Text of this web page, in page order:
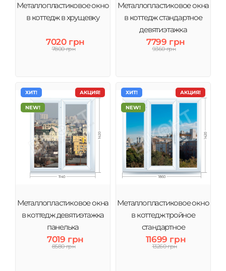
Металлопластиковое окно
в коттедж в хрущевку
7020 грн
7800 грн
Металлопластиковое окна
в коттедж стандартное
девятиэтажка
7799 грн
9360 грн
АКЦИЯ!
ХИТ!
NEW!
Металлопластиковое окна
в коттедж девятиэтажка
панелька
7019 грн
8580 грн
АКЦИЯ!
ХИТ!
NEW!
Металлопластиковое окно
в коттедж тройное
стандартное
11699 грн
13260 грн